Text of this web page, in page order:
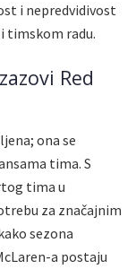
i nepredvidivost
timskom radu.
Red
ona se
tima. S
tima u
za značajnim
sezona
a postaju